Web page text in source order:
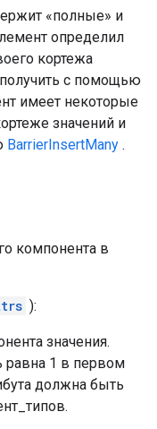
«полные» и
определил
кортежа
с помощью
имеет некоторые
значений и
BarrierInsertMany .
компонента в
):
значения.
равна 1 в первом
должна быть